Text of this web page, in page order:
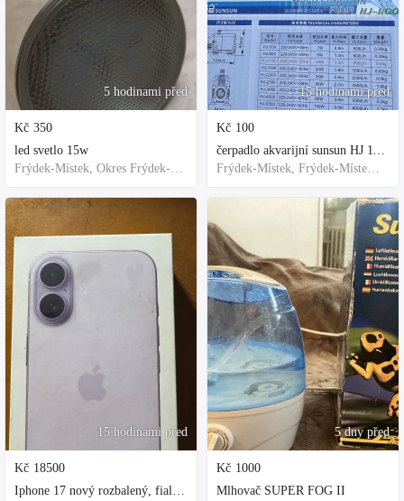
5 hodinami před
Kč 350
led svetlo 15w
Frýdek-Místek, Okres Frýdek-Místek, Česko
15 hodinami před
Kč 18500
Iphone 17 nový rozbalený, fialová, ochranne sklo a obal kupovane za 80
15 hodinami před
Kč 100
čerpadlo akvarijní sunsun HJ 1100
Frýdek-Místek, Frýdek-Místek District, Czechia
5 dny před
Kč 1000
Mlhovač SUPER FOG II